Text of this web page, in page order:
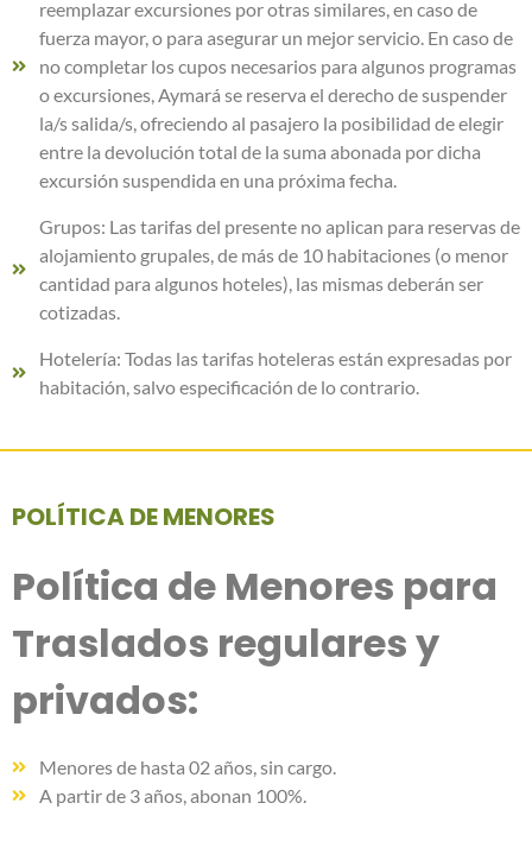
reemplazar excursiones por otras similares, en caso de
fuerza mayor, o para asegurar un mejor servicio. En caso de
no completar los cupos necesarios para algunos programas
o excursiones, Aymará se reserva el derecho de suspender
la/s salida/s, ofreciendo al pasajero la posibilidad de elegir
entre la devolución total de la suma abonada por dicha
excursión suspendida en una próxima fecha.
Grupos: Las tarifas del presente no aplican para reservas de
alojamiento grupales, de más de 10 habitaciones (o menor
cantidad para algunos hoteles), las mismas deberán ser
cotizadas.
Hotelería: Todas las tarifas hoteleras están expresadas por
habitación, salvo especificación de lo contrario.
POLÍTICA DE MENORES
Política de Menores para
Traslados regulares y
privados:
Menores de hasta 02 años, sin cargo.
A partir de 3 años, abonan 100%.